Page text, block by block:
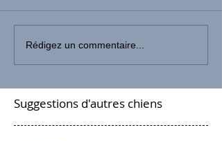
Rédigez un commentaire...
Suggestions d'autres chiens